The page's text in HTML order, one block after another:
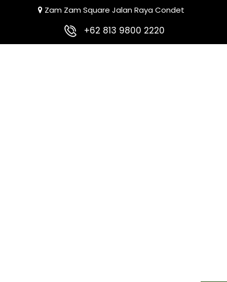
Zam Zam Square Jalan Raya Condet
+62 813 9800 2220